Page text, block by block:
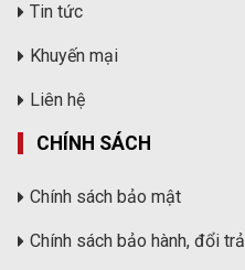
Tin tức
Khuyến mại
Liên hệ
CHÍNH SÁCH
Chính sách bảo mật
Chính sách bảo hành, đổi trả